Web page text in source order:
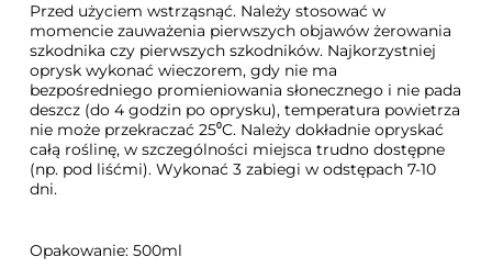
Przed użyciem wstrząsnąć. Należy stosować w
momencie zauważenia pierwszych objawów żerowania
szkodnika czy pierwszych szkodników. Najkorzystniej
oprysk wykonać wieczorem, gdy nie ma
bezpośredniego promieniowania słonecznego i nie pada
deszcz (do 4 godzin po oprysku), temperatura powietrza
nie może przekraczać 25⁰C. Należy dokładnie opryskać
całą roślinę, w szczególności miejsca trudno dostępne
(np. pod liśćmi). Wykonać 3 zabiegi w odstępach 7-10
dni.
Opakowanie: 500ml